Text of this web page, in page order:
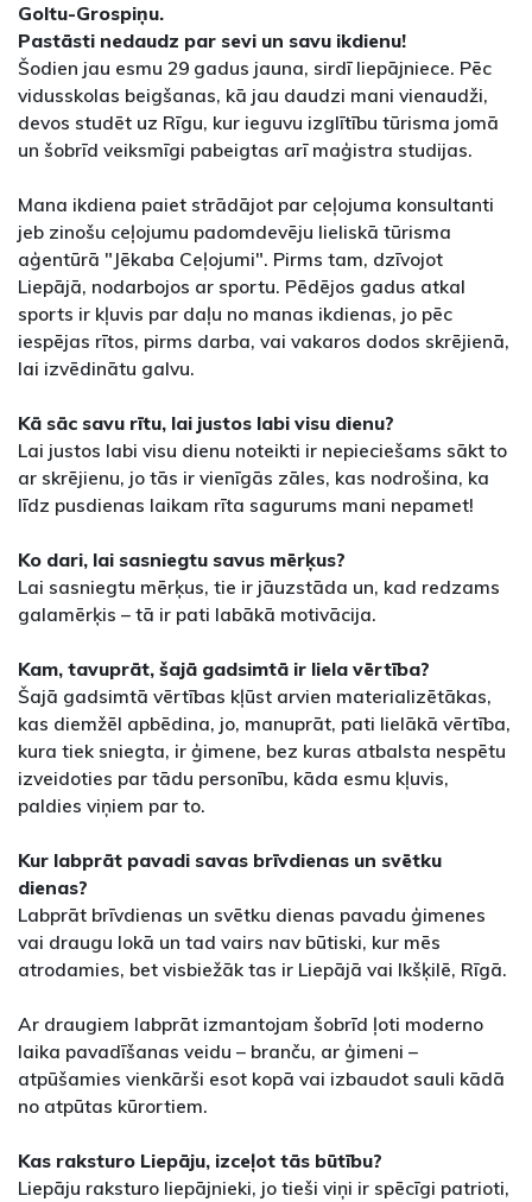
Goltu-Grospiņu.
Pastāsti nedaudz par sevi un savu ikdienu!
Šodien jau esmu 29 gadus jauna, sirdī liepājniece. Pēc
vidusskolas beigšanas, kā jau daudzi mani vienaudži,
devos studēt uz Rīgu, kur ieguvu izglītību tūrisma jomā
un šobrīd veiksmīgi pabeigtas arī maģistra studijas.
Mana ikdiena paiet strādājot par ceļojuma konsultanti
jeb zinošu ceļojumu padomdevēju lieliskā tūrisma
aģentūrā "Jēkaba Ceļojumi". Pirms tam, dzīvojot
Liepājā, nodarbojos ar sportu. Pēdējos gadus atkal
sports ir kļuvis par daļu no manas ikdienas, jo pēc
iespējas rītos, pirms darba, vai vakaros dodos skrējienā,
lai izvēdinātu galvu.
Kā sāc savu rītu, lai justos labi visu dienu?
Lai justos labi visu dienu noteikti ir nepieciešams sākt to
ar skrējienu, jo tās ir vienīgās zāles, kas nodrošina, ka
līdz pusdienas laikam rīta sagurums mani nepamet!
Ko dari, lai sasniegtu savus mērķus?
Lai sasniegtu mērķus, tie ir jāuzstāda un, kad redzams
galamērķis – tā ir pati labākā motivācija.
Kam, tavuprāt, šajā gadsimtā ir liela vērtība?
Šajā gadsimtā vērtības kļūst arvien materializētākas,
kas diemžēl apbēdina, jo, manuprāt, pati lielākā vērtība,
kura tiek sniegta, ir ģimene, bez kuras atbalsta nespētu
izveidoties par tādu personību, kāda esmu kļuvis,
paldies viņiem par to.
Kur labprāt pavadi savas brīvdienas un svētku
dienas?
Labprāt brīvdienas un svētku dienas pavadu ģimenes
vai draugu lokā un tad vairs nav būtiski, kur mēs
atrodamies, bet visbiežāk tas ir Liepājā vai Ikšķilē, Rīgā.
Ar draugiem labprāt izmantojam šobrīd ļoti moderno
laika pavadīšanas veidu – branču, ar ģimeni –
atpūšamies vienkārši esot kopā vai izbaudot sauli kādā
no atpūtas kūrortiem.
Kas raksturo Liepāju, izceļot tās būtību?
Liepāju raksturo liepājnieki, jo tieši viņi ir spēcīgi patrioti,